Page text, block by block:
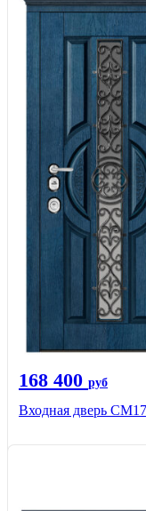
168 400 руб
Входная дверь